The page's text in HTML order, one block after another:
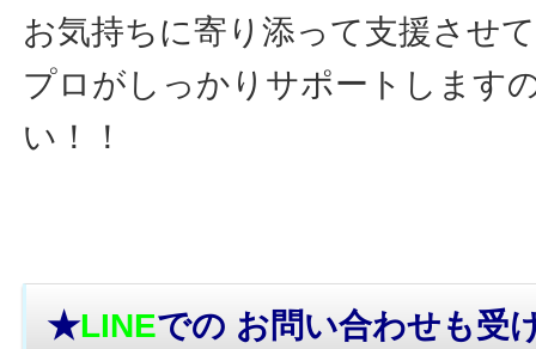
お気持ちに寄り添って支援させ
プロがしっかりサポートします
い！！
★LINEでの お問い合わせも受